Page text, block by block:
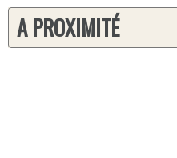
A PROXIMITÉ